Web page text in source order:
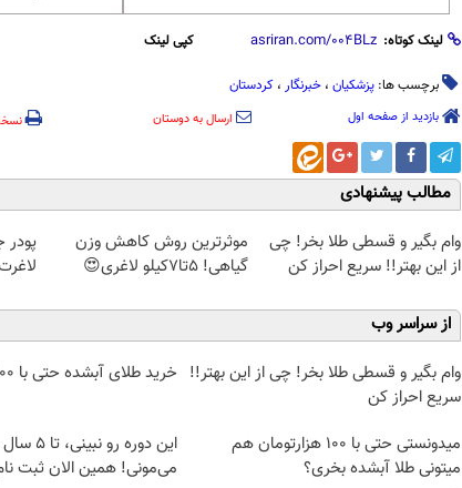
لینک کوتاه: کپی لینک
برچسب ها: پزشکیان ، خبرنگار ، کردستان
بازدید از صفحه اول ارسال به دوستان
مطالب پیشنهادی
وام بگیر و قسطی طلا بخر! چی
از این بهتر!! سریع احراز کن
موثرترین روش کاهش وزن
گیاهی! 5تا۷کیلو لاغری😍
از سراسر وب
وام بگیر و قسطی طلا بخر! چی از این بهتر!!
سریع احراز کن
خرید طلای آبشده حتی با ۱۰۰هزارتومان
میدونستی حتی با ۱۰۰ هزارتومان هم
میتونی طلا آبشده بخری؟
این دوره
می‌مونی! همین الان ثبت